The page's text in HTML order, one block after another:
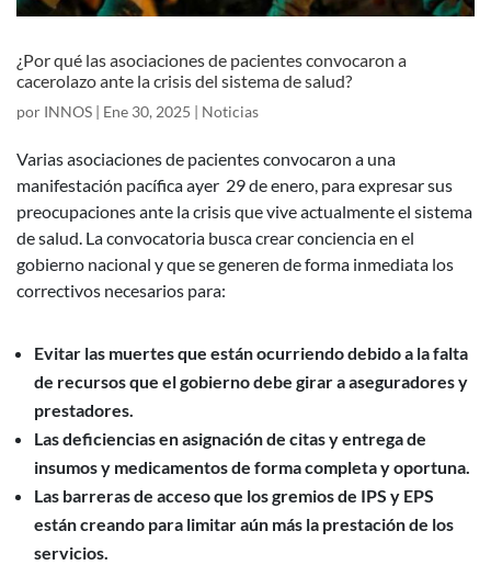
¿Por qué las asociaciones de pacientes convocaron a
cacerolazo ante la crisis del sistema de salud?
por INNOS | Ene 30, 2025 | Noticias
Varias asociaciones de pacientes convocaron a una
manifestación pacífica ayer 29 de enero, para expresar sus
preocupaciones ante la crisis que vive actualmente el sistema
de salud. La convocatoria busca crear conciencia en el
gobierno nacional y que se generen de forma inmediata los
correctivos necesarios para:
Evitar las muertes que están ocurriendo debido a la falta
de recursos que el gobierno debe girar a aseguradores y
prestadores.
Las deficiencias en asignación de citas y entrega de
insumos y medicamentos de forma completa y oportuna.
Las barreras de acceso que los gremios de IPS y EPS
están creando para limitar aún más la prestación de los
servicios.